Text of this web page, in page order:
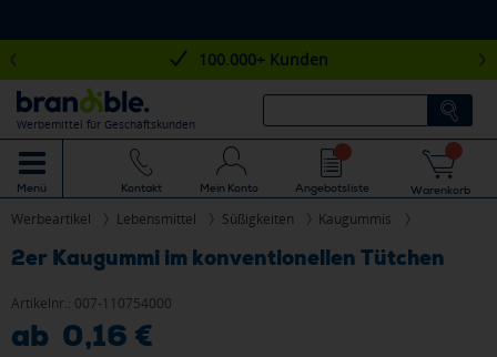
100.000+ Kunden
Werbemittel für Geschäftskunden
Menü Kontakt Mein Konto Angebotsliste Warenkorb
Werbeartikel Lebensmittel Süßigkeiten Kaugummis
2er Kaugummi im konventionellen Tütchen
Artikelnr.: 007-110754000
ab 0,16 €